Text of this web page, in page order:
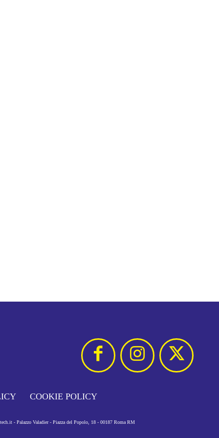
COOKIE POLICY
- Palazzo Valadier - Piazza del Popolo, 18 - 00187 Roma RM